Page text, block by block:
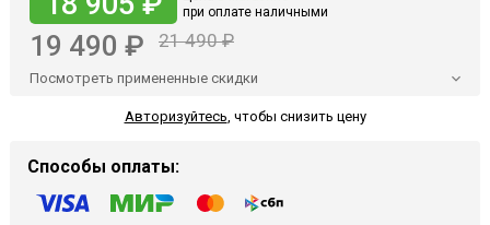
при оплате наличными
19 490 ₽ 21 490 ₽
Посмотреть примененные скидки
Авторизуйтесь чтобы снизить цену
Способы оплаты: